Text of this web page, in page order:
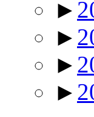
►
►
►
►